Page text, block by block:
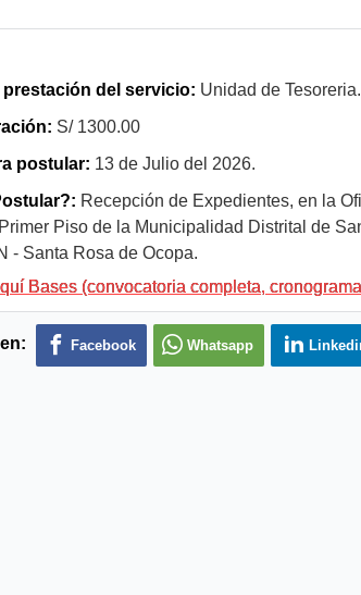
prestación del servicio: Unidad de Tesoreria.
S/ 1300.00
postular: 13 de Julio del 2026.
Recepción de Expedientes, en la
Piso de la Municipalidad Distrital de
- Santa Rosa de Ocopa.
Bases (convocatoria completa,
Facebook Whatsapp